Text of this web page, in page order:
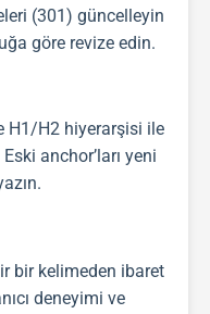
(301) güncelleyin
göre revize edin.
H1/H2 hiyerarşisi ile
anchor’ları yeni
bir kelimeden ibaret
deneyimi ve